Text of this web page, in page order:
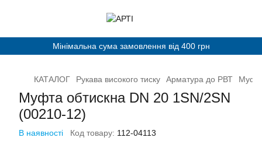
Мінімальна сума замовлення від 400 грн
КАТАЛОГ Рукава високого тиску Арматура до РВТ
Муфта обтискна DN 20 1SN/2SN
(00210-12)
В наявності Код товару: 112-04113